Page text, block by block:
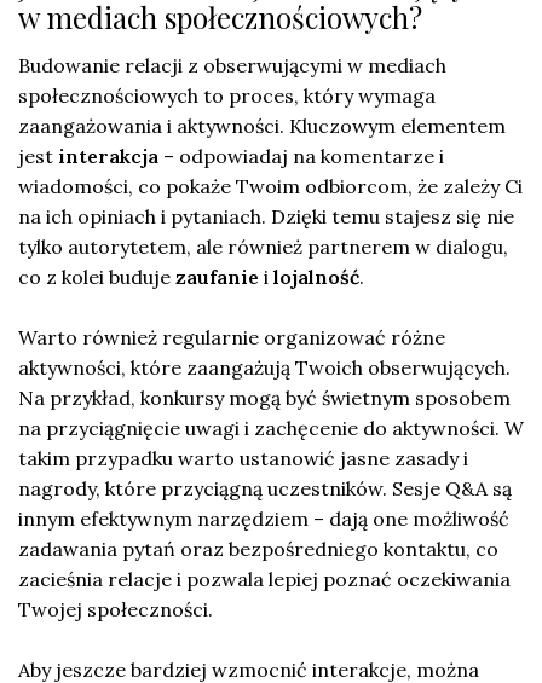
w mediach społecznościowych?
Budowanie relacji z obserwującymi w mediach
społecznościowych to proces, który wymaga
zaangażowania i aktywności. Kluczowym elementem
jest interakcja – odpowiadaj na komentarze i
wiadomości, co pokaże Twoim odbiorcom, że zależy Ci
na ich opiniach i pytaniach. Dzięki temu stajesz się nie
tylko autorytetem, ale również partnerem w dialogu,
co z kolei buduje zaufanie i lojalność.
Warto również regularnie organizować różne
aktywności, które zaangażują Twoich obserwujących.
Na przykład, konkursy mogą być świetnym sposobem
na przyciągnięcie uwagi i zachęcenie do aktywności. W
takim przypadku warto ustanowić jasne zasady i
nagrody, które przyciągną uczestników. Sesje Q&A są
innym efektywnym narzędziem – dają one możliwość
zadawania pytań oraz bezpośredniego kontaktu, co
zacieśnia relacje i pozwala lepiej poznać oczekiwania
Twojej społeczności.
Aby jeszcze bardziej wzmocnić interakcje, można